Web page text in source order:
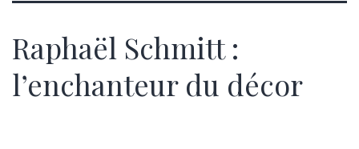
Raphaël Schmitt :
l’enchanteur du décor